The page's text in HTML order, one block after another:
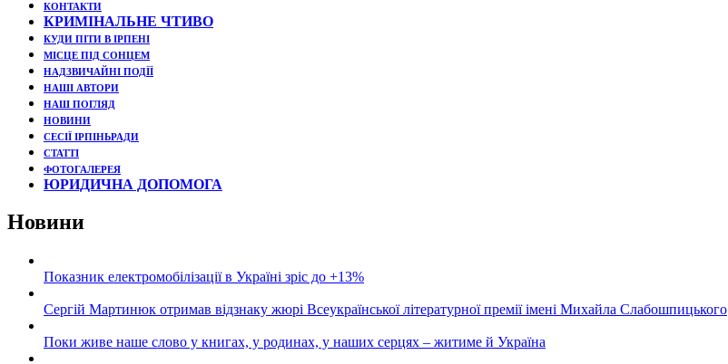
КОНТАКТИ
КРИМІНАЛЬНЕ ЧТИВО
КУДИ ПІТИ В ІРПЕНІ
МІСЦЕ ПІД СОНЦЕМ
НАДЗВИЧАЙНІ ПОДЇЇ
НАШІ АВТОРИ
НАШ ПОГЛЯД
НОВИНИ
СЕСІЇ ІРПІНЬРАДИ
СТАТТІ
ФОТОГАЛЕРЕЯ
ЮРИДИЧНА ДОПОМОГА
Новини
Показник електромобілізації в Україні зріс до +13%
Сергій Мартинюк отримав відзнаку жюрі Всеукраїнської літературної премії імені Михайла Слабошпицького
Поки живе наше слово у книгах, у родинах, у наших серцях – житиме й Україна